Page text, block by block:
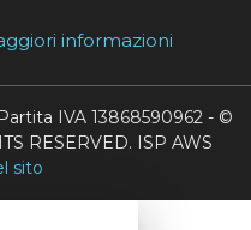
informazioni
IVA 13868590962 - ©
RESERVED. ISP AWS
sito